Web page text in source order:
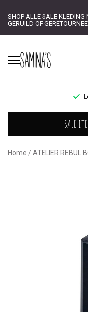
SHOP ALLE SALE KLEDING
GERUILD OF
ATELIER
REBUL
BOSPHORUS
SALE
Home ATELIER REBUL